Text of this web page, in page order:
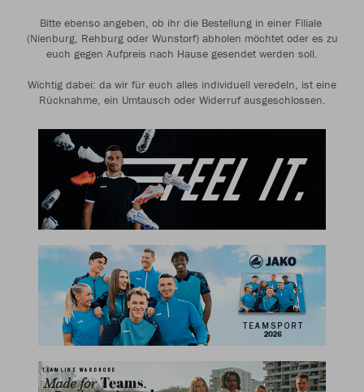
Bitte ebenso angeben, ob ihr die Bestellung in einer Filiale
(Nienburg, Rehburg oder Wunstorf) abholen möchtet oder es zu
euch gegen Aufpreis nach Hause gesendet werden soll.
Wichtig dabei: da wir für euch alles individuell veredeln, ist eine
Rücknahme, ein Umtausch oder Widerruf ausgeschlossen.